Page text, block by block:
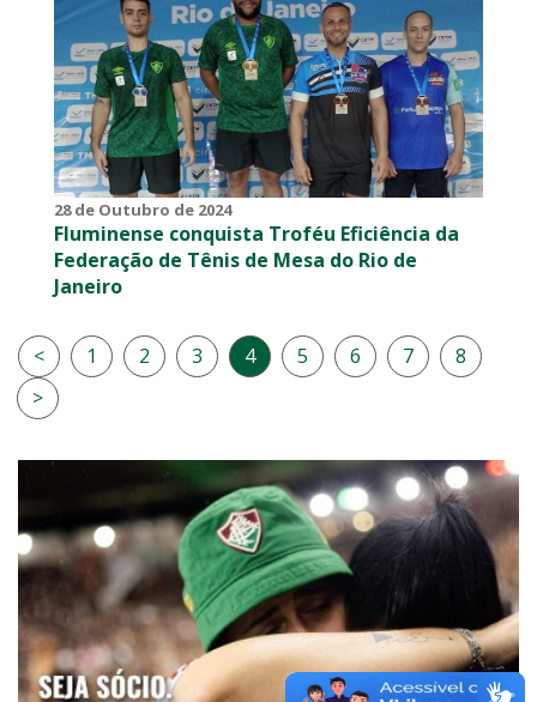
28 de Outubro de 2024
Fluminense conquista Troféu Eficiência da
Federação de Tênis de Mesa do Rio de
Janeiro
< 1 2 3 4 5 6 7
8
>